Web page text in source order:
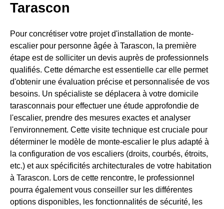
Tarascon
Pour concrétiser votre projet d'installation de monte-
escalier pour personne âgée à Tarascon, la première
étape est de solliciter un devis auprès de professionnels
qualifiés. Cette démarche est essentielle car elle permet
d'obtenir une évaluation précise et personnalisée de vos
besoins. Un spécialiste se déplacera à votre domicile
tarasconnais pour effectuer une étude approfondie de
l'escalier, prendre des mesures exactes et analyser
l'environnement. Cette visite technique est cruciale pour
déterminer le modèle de monte-escalier le plus adapté à
la configuration de vos escaliers (droits, courbés, étroits,
etc.) et aux spécificités architecturales de votre habitation
à Tarascon. Lors de cette rencontre, le professionnel
pourra également vous conseiller sur les différentes
options disponibles, les fonctionnalités de sécurité, les